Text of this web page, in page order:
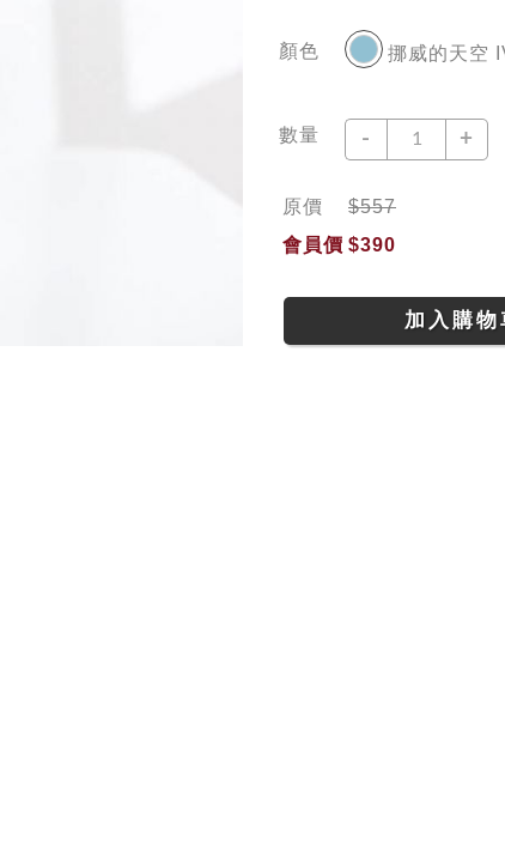
顏色 挪威的天空
數量 - +
原價
$557
會員價 $390
加入購物